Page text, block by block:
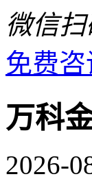
微信
免费咨
万科
2026-